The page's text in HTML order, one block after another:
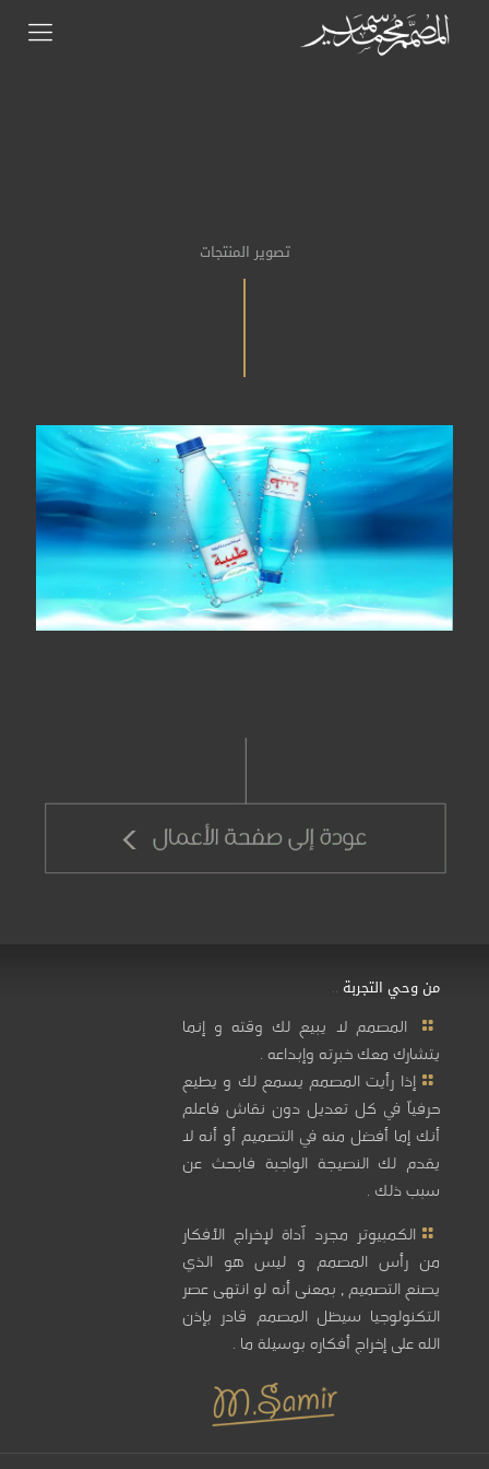
تصوير المنتجات
من وحي التجربة ..
المصمم لا يبيع لك وقته و إنما
يتشارك معك خبرته وإبداعه .
إذا رأيت المصمم يسمع لك و يطيع
حرفياً في كل تعديل دون نقاش فاعلم
أنك إما أفضل منه في التصميم أو أنه لا
يقدم لك النصيجة الواجبة فابحث عن
سبب ذلك .
الكمبيوتر مجرد آداة لإخراج الأفكار
من رأس المصمم و ليس هو الذي
يصنع التصميم , بمعنى أنه لو انتهى عصر
التكنولوجيا سيظل المصمم قادر بإذن
الله على إخراج أفكاره بوسيلة ما .